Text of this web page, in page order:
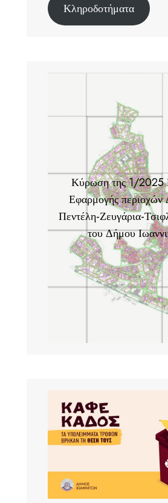
Κληροδοτήματα
Κύρωση της 1/2025
Εφαρμογής περιοχών
Πεντέλη-Ζευγάρια-
του Δήμου